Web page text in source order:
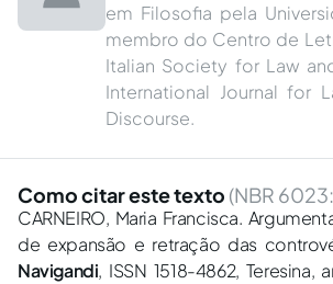
em Filosofia pela
membro do Centro de
Italian Society for Law
International Journal for
Discourse.
Como citar este texto (NBR
CARNEIRO, Maria Francisca.
de expansão e retração das
Navigandi, ISSN 1518-4862, Teresina,